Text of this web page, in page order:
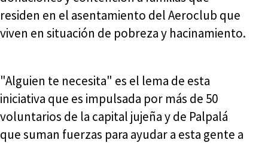
residen en el asentamiento del Aeroclub que
viven en situación de pobreza y hacinamiento.
"Alguien te necesita" es el lema de esta
iniciativa que es impulsada por más de 50
voluntarios de la capital jujeña y de Palpalá
que suman fuerzas para ayudar a esta gente a